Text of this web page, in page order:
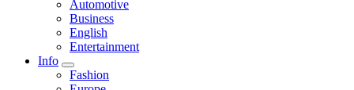
Automotive
Business
English
Entertainment
Info
Fashion